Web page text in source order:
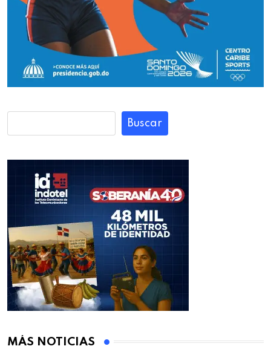
Buscar
MÁS NOTICIAS